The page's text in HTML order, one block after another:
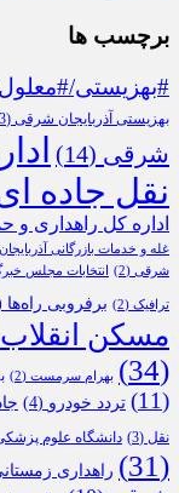
برچسب ها
#بهزیستی/
بهزیستی آذربایجان شرقی (3)
شرقی (14)
نقل جاده
اداره کل راهداری و
غله و خدمات بازرگانی
شرقی (2) انتخابات مجلس
ترافیک (2) برفروبی راه‌ها
مسکن
(34)
بهرام سرمست (2)
(11)
تردد خودرو (4)
نقل (3) دانشگاه علوم پزشکی
(31)
راهداری